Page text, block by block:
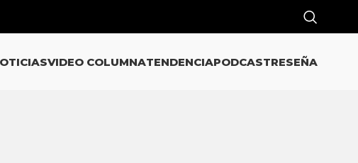
VIDEO COLUMNATENDENCIAPODCASTRESEÑA